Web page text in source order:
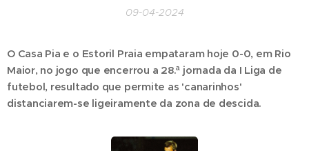
09-04-2024
O Casa Pia e o Estoril Praia empataram hoje 0-0, em Rio
Maior, no jogo que encerrou a 28.ª jornada da I Liga de
futebol, resultado que permite as 'canarinhos'
distanciarem-se ligeiramente da zona de descida.